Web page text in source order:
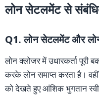
लोन सेटलमेंट से
Q1. लोन सेटलमेंट और
लोन क्लोजर में उधारकर्ता पूरी
करके लोन समाप्त करता है।
को देखते हुए आंशिक भुगतान